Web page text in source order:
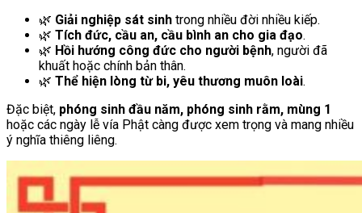
🌿 Giải nghiệp sát sinh trong nhiều đời nhiều kiếp.
🌿 Tích đức, cầu an, cầu bình an cho gia đạo.
🌿 Hồi hướng công đức cho người bệnh, người đã
khuất hoặc chính bản thân.
🌿 Thể hiện lòng từ bi, yêu thương muôn loài.
Đặc biệt, phóng sinh đầu năm, phóng sinh rằm, mùng 1
hoặc các ngày lễ vía Phật càng được xem trọng và mang nhiều
ý nghĩa thiêng liêng.